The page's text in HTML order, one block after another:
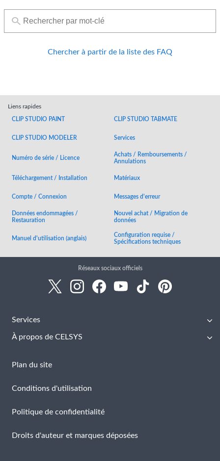
Chercher à partir de la liste des FAQ
Liens rapides
CLIP STUDIO PAINT CLIP STUDIO TABMATE
CLIP STUDIO MODELER Services
Numéro de série / Licence
Achats / Remboursements /
Annulations
Téléchargement / Installation Matériaux
Compte / Connexion Messages d'erreur
Données endommagées /
Restauration
Nouvel achat / Migration de
données
Manuel d'utilisation (anglais)
Configuration requise /
Spécifications techniques
Réseaux sociaux officiels
Services
À propos de CELSYS
Plan du site
Conditions d'utilisation
Politique de confidentialité
Droits d'auteur et marques déposées